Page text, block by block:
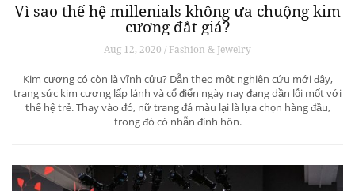
Vì sao thế hệ millenials không ưa chuộng kim
cương đắt giá?
Aug 12, 2020 / Fashion & Jewelry
Kim cương có còn là vĩnh cửu? Dẫn theo một nghiên cứu mới đây,
trang sức kim cương lấp lánh và cổ điển ngày nay đang dần lỗi mốt với
thế hệ trẻ. Thay vào đó, nữ trang đá màu lại là lựa chọn hàng đầu,
trong đó có nhẫn đính hôn.